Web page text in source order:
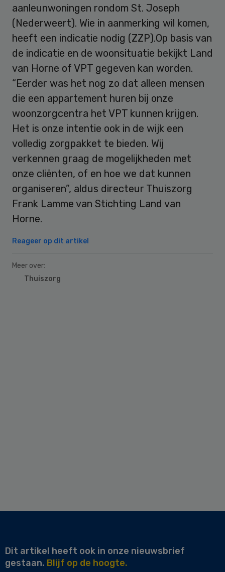
aanleunwoningen rondom St. Joseph
(Nederweert). Wie in aanmerking wil komen,
heeft een indicatie nodig (ZZP).Op basis van
de indicatie en de woonsituatie bekijkt Land
van Horne of VPT gegeven kan worden.
“Eerder was het nog zo dat alleen mensen
die een appartement huren bij onze
woonzorgcentra het VPT kunnen krijgen.
Het is onze intentie ook in de wijk een
volledig zorgpakket te bieden. Wij
verkennen graag de mogelijkheden met
onze cliënten, of en hoe we dat kunnen
organiseren”, aldus directeur Thuiszorg
Frank Lamme van Stichting Land van
Horne.
Reageer op dit artikel
Meer over:
Thuiszorg
Dit artikel heeft ook in onze nieuwsbrief
gestaan. Blijf op de hoogte.